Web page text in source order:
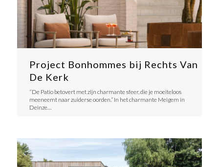
Project Bonhommes bij Rechts Van
De Kerk
​“De Patio betovert met zijn charmante sfeer, die je moeiteloos
meeneemt naar zuiderse oorden.” In het charmante Meigem in
Deinze…